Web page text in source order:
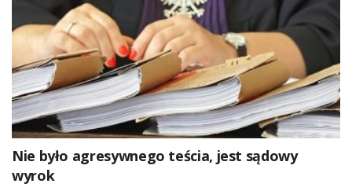
Nie było agresywnego teścia, jest sądowy
wyrok